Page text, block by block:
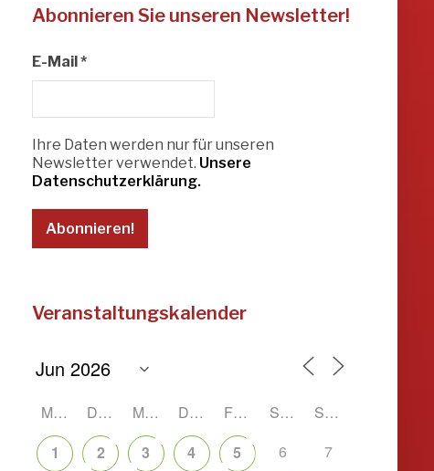
Abonnieren Sie unseren Newsletter!
E-Mail*
Ihre Daten werden nur für unseren
Newsletter verwendet. Unsere
Datenschutzerklärung.
Veranstaltungskalender
MONTAG DIENSTAG MITTWOCH DONNERSTAG FREITAG SAMSTAG
SONNTAG
1
2 3 4 5 6 7